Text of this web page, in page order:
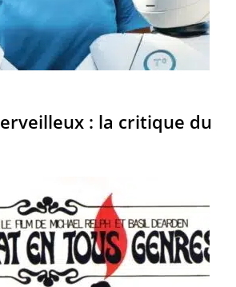
: la critique du